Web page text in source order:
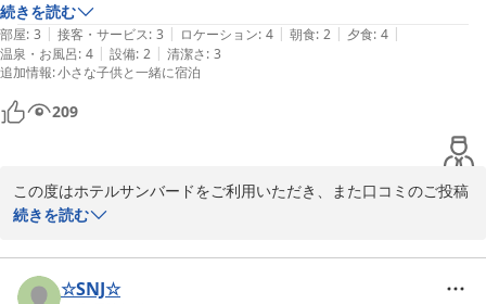
貴重なご意見をありがとうございました。
また機会がございましたら、お越しいただけますと幸いでございま
す。
１１種類の貸切露天風呂 水上高原／奥利根温泉 ホテルサンバー
続きを読む
部屋: 3 | 接客・サービス: 3 | ロケーション: 4 | 朝食: 2 | 夕食: 4 |
温泉・お風呂: 4 | 設備: 2 | 清潔さ: 3
追加情報:小さな子供と一緒に宿泊
209
この度はホテルサンバードをご利用いただき、また口コミのご投稿
をいただき誠にありがとうございます。
ご夕食や温泉につきましてご満足いただけたとのお言葉を頂戴し、
大変嬉しく拝見いたしました。
続きを読む
☆SNJ☆